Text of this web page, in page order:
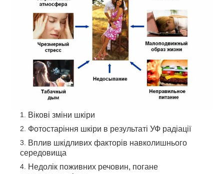
Вікові зміни шкіри
Фотостаріння шкіри в результаті УФ радіації
Вплив шкідливих факторів навколишнього
середовища
Недолік поживних речовин, погане